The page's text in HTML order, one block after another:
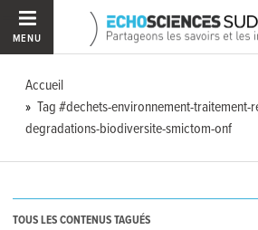
MENU
Accueil
Tag #dechets-environnement-
degradations-biodiversite-smictom-onf
TOUS LES CONTENUS TAGUÉS